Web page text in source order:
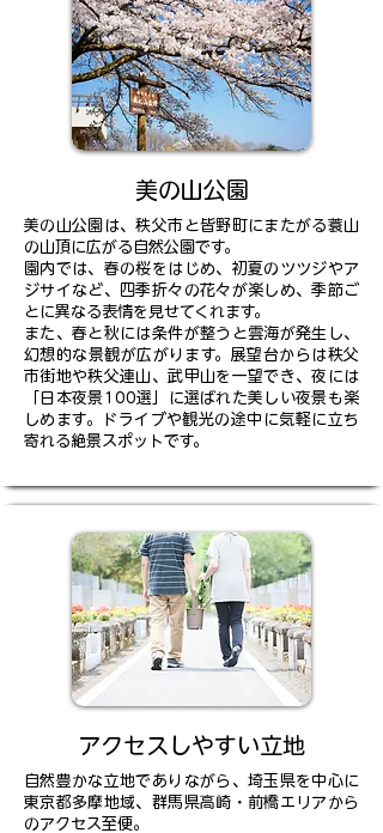
美の山公園
美の山公園は、秩父市と皆野町にまたがる蓑山
の山頂に広がる自然公園です。
園内では、春の桜をはじめ、初夏のツツジやア
ジサイなど、四季折々の花々が楽しめ、季節ご
とに異なる表情を見せてくれます。
また、春と秋には条件が整うと雲海が発生し、
幻想的な景観が広がります。展望台からは秩父
市街地や秩父連山、武甲山を一望でき、夜には
「日本夜景100選」に選ばれた美しい夜景も楽
しめます。ドライブや観光の途中に気軽に立ち
寄れる絶景スポットです。
アクセスしやすい立地
自然豊かな立地でありながら、埼玉県を中心に
東京都多摩地域、群馬県高崎・前橋エリアから
のアクセス至便。